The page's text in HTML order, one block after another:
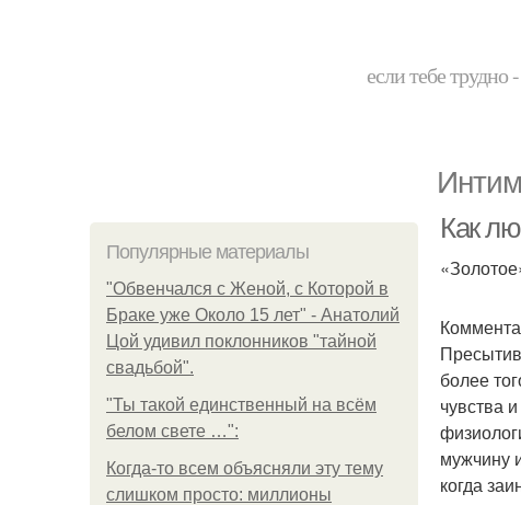
если тебе
Популярные материалы
"Обвенчался с Женой, с Которой в
Браке уже Около 15 лет" - Анатолий
Цой удивил поклонников "тайной
свадьбой".
"Ты такой единственный на всём
белом свете …":
Когда-то всем объясняли эту тему
слишком просто: миллионы
Как
более
чувства
мужчину
когда